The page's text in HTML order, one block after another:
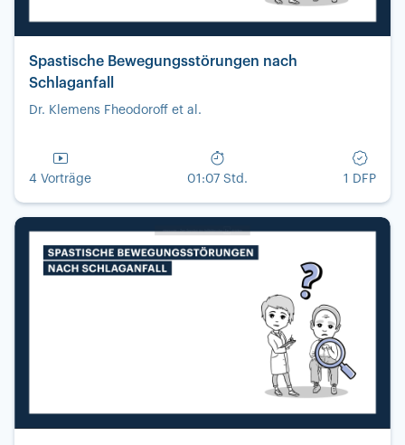
Spastische Bewegungsstörungen nach
Schlaganfall
Dr. Klemens Fheodoroff et al.
4 Vorträge 01:07 Std. 1 DFP